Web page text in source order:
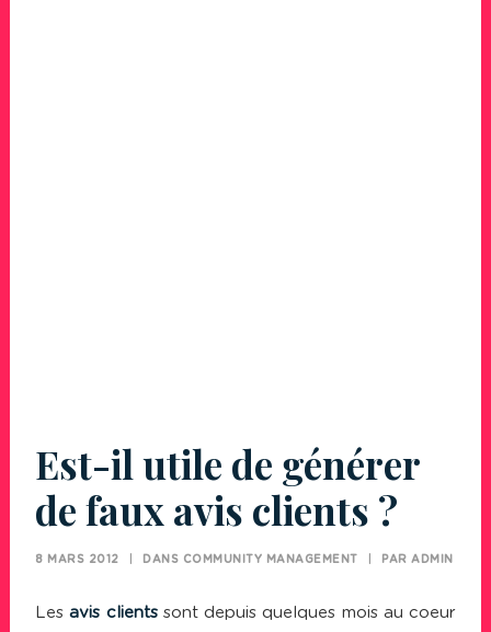
Est-il utile de générer
de faux avis clients ?
8 MARS 2012 DANS COMMUNITY MANAGEMENT PAR ADMIN
Lesavis clientssont depuis quelques mois au coeur